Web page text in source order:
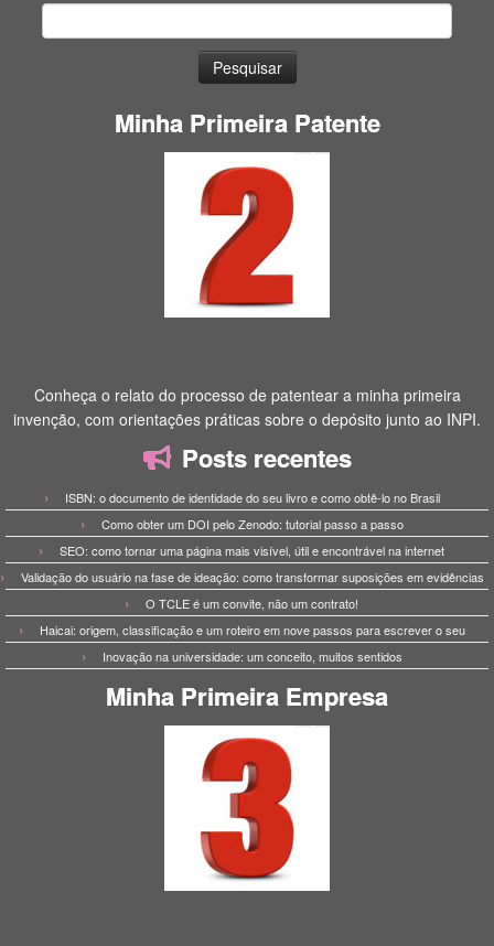
Minha Primeira Patente
Conheça o relato do processo de patentear a minha primeira
invenção, com orientações práticas sobre o depósito junto ao INPI.
Posts recentes
ISBN: o documento de identidade do seu livro e como obtê-lo no Brasil
Como obter um DOI pelo Zenodo: tutorial passo a passo
SEO: como tornar uma página mais visível, útil e encontrável na internet
Validação do usuário na fase de ideação: como transformar suposições em evidências
O TCLE é um convite, não um contrato!
Haicai: origem, classificação e um roteiro em nove passos para escrever o seu
Inovação na universidade: um conceito, muitos sentidos
Minha Primeira Empresa